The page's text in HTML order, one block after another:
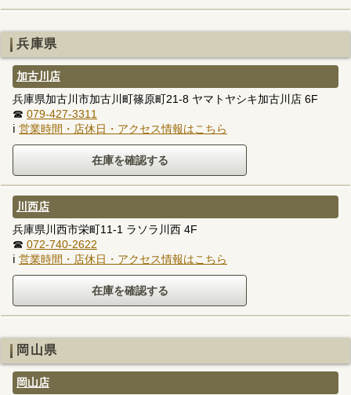
兵庫県
加古川店
兵庫県加古川市加古川町篠原町21-8 ヤマトヤシキ加古川店 6F
☎ 079-427-3311
ℹ 営業時間・店休日・アクセス情報はこちら
川西店
兵庫県川西市栄町11-1 ラソラ川西 4F
☎ 072-740-2622
ℹ 営業時間・店休日・アクセス情報はこちら
岡山県
岡山店